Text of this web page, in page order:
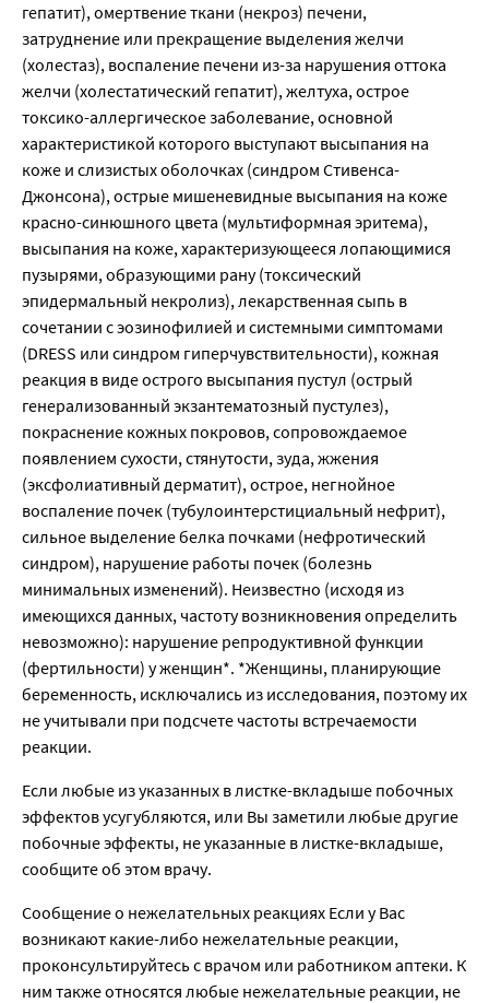
гепатит), омертвение ткани (некроз) печени,
затруднение или прекращение выделения желчи
(холестаз), воспаление печени из-за нарушения оттока
желчи (холестатический гепатит), желтуха, острое
токсико-аллергическое заболевание, основной
характеристикой которого выступают высыпания на
коже и слизистых оболочках (синдром Стивенса-
Джонсона), острые мишеневидные высыпания на коже
красно-синюшного цвета (мультиформная эритема),
высыпания на коже, характеризующееся лопающимися
пузырями, образующими рану (токсический
эпидермальный некролиз), лекарственная сыпь в
сочетании с эозинофилией и системными симптомами
(DRESS или синдром гиперчувствительности), кожная
реакция в виде острого высыпания пустул (острый
генерализованный экзантематозный пустулез),
покраснение кожных покровов, сопровождаемое
появлением сухости, стянутости, зуда, жжения
(эксфолиативный дерматит), острое, негнойное
воспаление почек (тубулоинтерстициальный нефрит),
сильное выделение белка почками (нефротический
синдром), нарушение работы почек (болезнь
минимальных изменений). Неизвестно (исходя из
имеющихся данных, частоту возникновения определить
невозможно): нарушение репродуктивной функции
(фертильности) у женщин*. *Женщины, планирующие
беременность, исключались из исследования, поэтому их
не учитывали при подсчете частоты встречаемости
реакции.
Если любые из указанных в листке-вкладыше побочных
эффектов усугубляются, или Вы заметили любые другие
побочные эффекты, не указанные в листке-вкладыше,
сообщите об этом врачу.
Сообщение о нежелательных реакциях Если у Вас
возникают какие-либо нежелательные реакции,
проконсультируйтесь с врачом или работником аптеки. К
ним также относятся любые нежелательные реакции, не